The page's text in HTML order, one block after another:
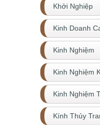
Khởi Nghiệp
Kinh Doanh
Kinh Nghiệm
Kinh Nghiệm
Kinh Nghiệm
Kính Thủy